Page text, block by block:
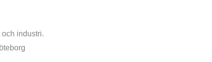
industri.